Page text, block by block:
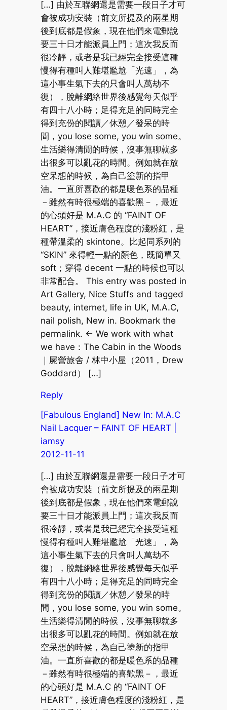
[…] 由於互聯網還是需要一段日子才可
會被成功安裝（前文所提及的兩星期
後到底都是假象，現在他們來電郵說
要三十日才能派員上門；這次我反而
很冷靜，或者是我已經完全接受這種
慢得有種叫人難堪尷尬「光速」，為
這小事生氣下去的只會叫人萬劫不
復），脫離網絡世界後感覺每天似乎
有四十八小時；足得充足的同時完全
得到充份的閱讀／休憩／發呆的時
間，you lose some, you win some。
生活樂得清閒的時候，沒事無聊就多
出很多可以亂花的時間。例如就在放
空呆想的時候，為自己塗新的指甲
油。一直所喜歡的都是暖色系的品種
－雖然有時很極端的喜歡黑－，最近
的心頭好是 M.A.C 的 “FAINT OF
HEART”，接近膚色程度的淺粉紅，是
種帶溫柔的 skintone。比起同系列的
“SKIN” 來得輕一點的顏色，既簡單又
soft；穿得 decent 一點的時候也可以
非常配合。 This entry was posted in
Art Gallery, Nice Stuffs and tagged
beauty, internet, life in UK, M.A.C,
nail polish, New in. Bookmark the
permalink. ← We work with what
we have：The Cabin in the Woods
｜屍營旅舍 / 林中小屋（2011，Drew
Goddard） […]
Reply
[Fabulous England] New In: M.A.C
Nail Lacquer – FAINT OF HEART |
iamsy
2012-11-11
[…] 由於互聯網還是需要一段日子才可
會被成功安裝（前文所提及的兩星期
後到底都是假象，現在他們來電郵說
要三十日才能派員上門；這次我反而
很冷靜，或者是我已經完全接受這種
慢得有種叫人難堪尷尬「光速」，為
這小事生氣下去的只會叫人萬劫不
復），脫離網絡世界後感覺每天似乎
有四十八小時；足得充足的同時完全
得到充份的閱讀／休憩／發呆的時
間，you lose some, you win some。
生活樂得清閒的時候，沒事無聊就多
出很多可以亂花的時間。例如就在放
空呆想的時候，為自己塗新的指甲
油。一直所喜歡的都是暖色系的品種
－雖然有時很極端的喜歡黑－，最近
的心頭好是 M.A.C 的 “FAINT OF
HEART”，接近膚色程度的淺粉紅，是